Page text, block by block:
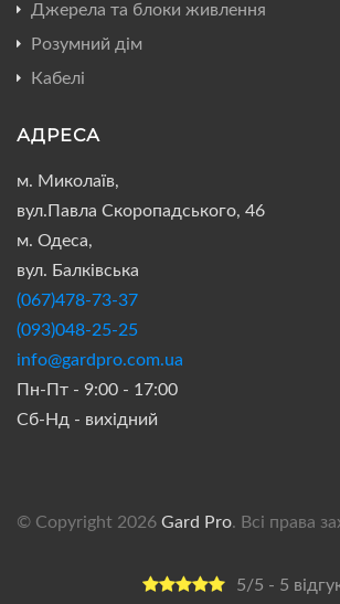
Джерела та блоки живлення
Розумний дім
Кабелі
АДРЕСА
м. Миколаїв,
вул.Павла Скоропадського, 46
м. Одеса,
вул. Балківська
(067)478-73-37
(093)048-25-25
info@gardpro.com.ua
Пн-Пт - 9:00 - 17:00
Сб-Нд - вихідний
© Copyright 2026 Gard Pro. Всі права
5/5 - 5